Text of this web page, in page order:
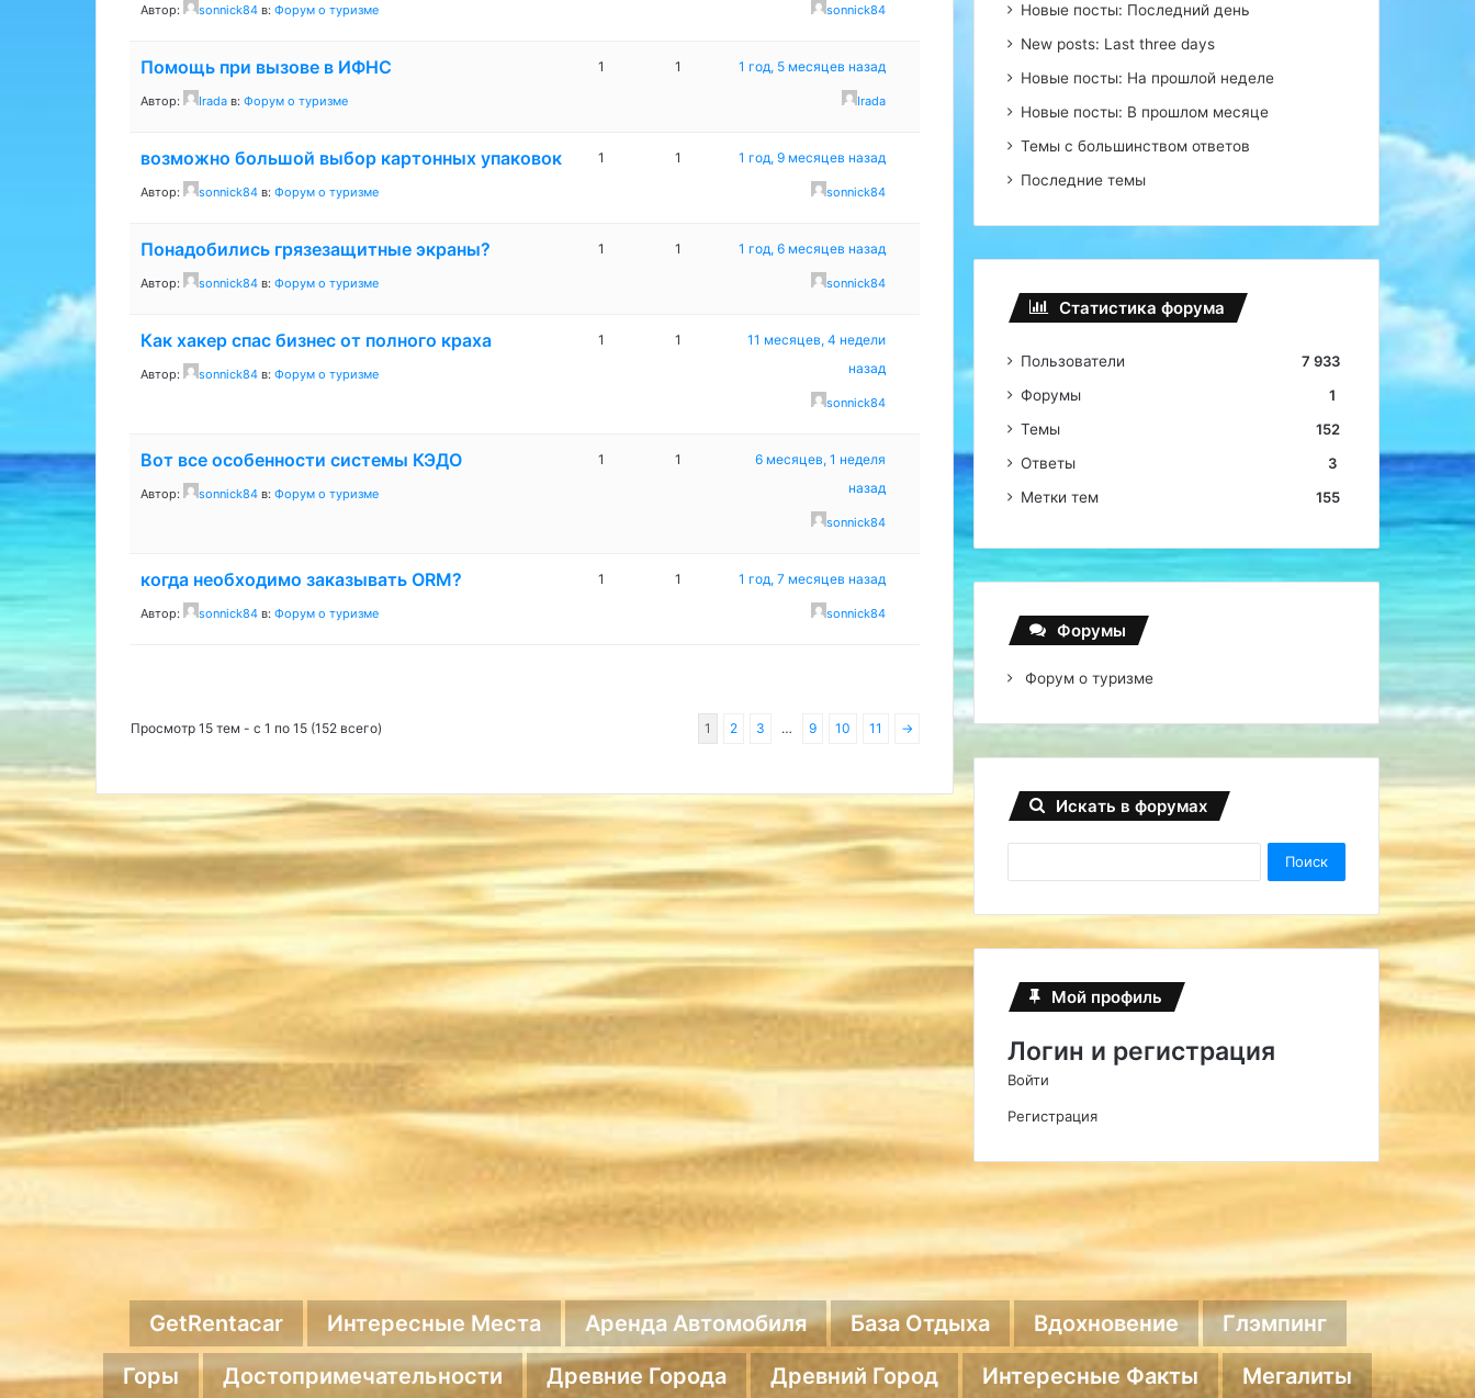
Автор: sonnick84 в: Форум о туризме sonnick84
Помощь при вызове в ИФНС
Автор: Irada в: Форум о туризме
1 1 1 год, 5 месяцев назад
Irada
возможно большой выбор картонных упаковок
Автор: sonnick84 в: Форум о туризме
1 1 1 год, 9 месяцев назад
sonnick84
Понадобились грязезащитные экраны?
Автор: sonnick84 в: Форум о туризме
1 1 1 год, 6 месяцев назад
sonnick84
Как хакер спас бизнес от полного краха
Автор: sonnick84 в: Форум о туризме
1 1
11 месяцев, 4 недели
назад
sonnick84
Вот все особенности системы КЭДО
Автор: sonnick84 в: Форум о туризме
1 1
6 месяцев, 1 неделя
назад
sonnick84
когда необходимо заказывать ORM?
Автор: sonnick84 в: Форум о туризме
1 1 1 год, 7 месяцев назад
sonnick84
Просмотр 15 тем - с 1 по 15 (152 всего) 1 2 3 … 9 10 11 →
Новые посты: Последний день
New posts: Last three days
Новые посты: На прошлой неделе
Новые посты: В прошлом месяце
Темы с большинством ответов
Последние темы
Статистика форума
Пользователи
7 933
Форумы
1
Темы
152
Ответы
3
Метки тем
155
Форумы
Форум о туризме
Искать в форумах
Мой профиль
Логин и регистрация
Войти
Регистрация
GetRentacar Интересные Места Аренда Автомобиля База Отдыха Вдохновение
Глэмпинг
Горы
Достопримечательности Древние Города Древний Город Интересные Факты Мегалиты